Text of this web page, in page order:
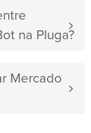
na Pluga?
Mercado